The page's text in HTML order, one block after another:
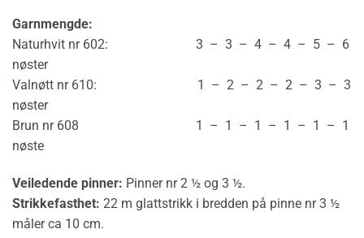
Garnmengde:
Naturhvit nr 602: 3 – 3 – 4 – 4 – 5 – 6
nøster
Valnøtt nr 610: 1 – 2 – 2 – 2 – 3 – 3
nøster
Brun nr 608 1 – 1 – 1 – 1 – 1 – 1
nøste
Veiledende pinner: Pinner nr 2 ½ og 3 ½.
Strikkefasthet: 22 m glattstrikk i bredden på pinne nr 3 ½
måler ca 10 cm.